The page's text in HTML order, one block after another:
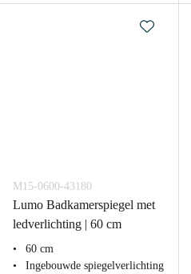
M15-0600-43180
Lumo Badkamerspiegel met
ledverlichting | 60 cm
60 cm
Ingebouwde spiegelverlichting